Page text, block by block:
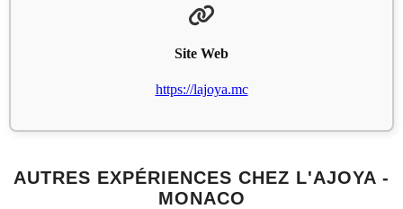
Site Web
https://lajoya.mc
AUTRES EXPÉRIENCES CHEZ L'AJOYA -
MONACO